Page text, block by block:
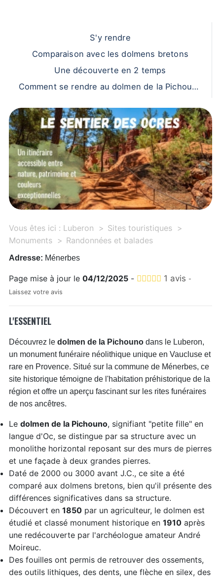
S'y rendre
Comparaison avec les dolmens bretons
Une découverte en 2 temps
Comment se rendre au dolmen de la Pichouno
Vous êtes ici : Luberon
Sites touristiques
Monuments
Randonnées et balades
Adresse: Ménerbes
Page mise à jour le 04/12/2025- 1 avis -
Laissez votre avis
L'ESSENTIEL
Découvrez le dolmen de la Pichounodans le Luberon,
un monument funéraire néolithique unique en Vaucluse et
rare en Provence. Situé sur la commune de Ménerbes, ce
site historique témoigne de l'habitation préhistorique de la
région et offre un aperçu fascinant sur les rites funéraires
de nos ancêtres.
Le dolmen de la Pichouno, signifiant "petite fille" en
langue d'Oc, se distingue par sa structure avec un
monolithe horizontal reposant sur des murs de pierres
et une façade à deux grandes pierres.
Daté de 2000 ou 3000 avant J.C., ce site a été
comparé aux dolmens bretons, bien qu'il présente des
différences significatives dans sa structure.
Découvert en 1850par un agriculteur, le dolmen est
étudié et classé monument historique en 1910après
une redécouverte par l'archéologue amateur André
Moireuc.
Des fouilles ont permis de retrouver des ossements,
des outils lithiques, des dents, une flèche en silex, des